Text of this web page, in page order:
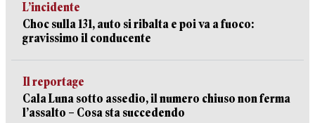
L’incidente
Choc sulla 131, auto si ribalta e poi va a fuoco:
gravissimo il conducente
Il reportage
Cala Luna sotto assedio, il numero chiuso non ferma
l’assalto – Cosa sta succedendo